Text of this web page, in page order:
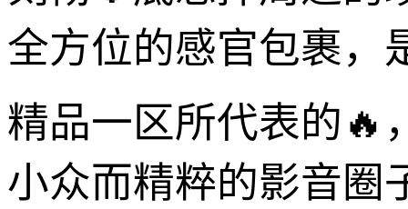
全方位的感官包裹，
精品一区所代表的🔥
小众而精粹的影音圈